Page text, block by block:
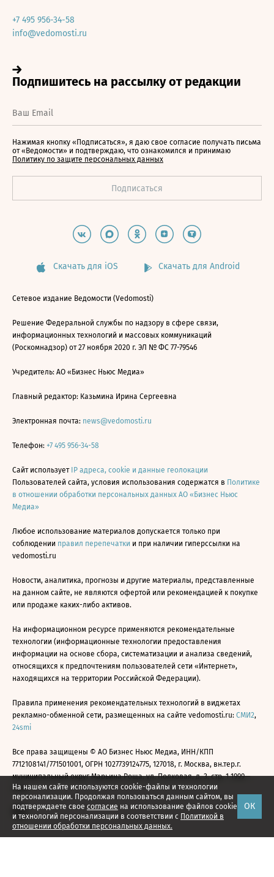
На нашем сайте используются cookie-файлы и технологии
персонализации. Продолжая пользоваться данным сайтом, вы
подтверждаете свое согласие на использование файлов cookie
и технологий персонализации в соответствии с Политикой в
отношении обработки персональных данных.
ОК
+7 495 956-34-58
info@vedomosti.ru
Нажимая кнопку «Подписаться», я даю свое согласие получать письма
от «Ведомости» и подтверждаю, что ознакомился и принимаю
Политику по защите персональных данных
Скачать для iOS Скачать для Android
Сетевое издание Ведомости (Vedomosti)
Решение Федеральной службы по надзору в сфере связи,
информационных технологий и массовых коммуникаций
(Роскомнадзор) от 27 ноября 2020 г. ЭЛ № ФС 77-79546
Учредитель: АО «Бизнес Ньюс Медиа»
Главный редактор: Казьмина Ирина Сергеевна
Электронная почта: news@vedomosti.ru
Телефон: +7 495 956-34-58
Сайт использует IP адреса, cookie и данные геолокации
Пользователей сайта, условия использования содержатся в Политике
в отношении обработки персональных данных АО «Бизнес Ньюс
Медиа»
Любое использование материалов допускается только при
соблюдении правил перепечатки и при наличии гиперссылки на
vedomosti.ru
Новости, аналитика, прогнозы и другие материалы, представленные
на данном сайте, не являются офертой или рекомендацией к покупке
или продаже каких-либо активов.
На информационном ресурсе применяются рекомендательные
технологии (информационные технологии предоставления
информации на основе сбора, систематизации и анализа сведений,
относящихся к предпочтениям пользователей сети «Интернет»,
находящихся на территории Российской Федерации).
Правила применения рекомендательных технологий в виджетах
рекламно-обменной сети, размещенных на сайте vedomosti.ru: СМИ2,
24smi
Все права защищены © АО Бизнес Ньюс Медиа, ИНН/КПП
7712108141/771501001, ОГРН 1027739124775, 127018, г. Москва, вн.тер.г.
муниципальный округ Марьина Роща, ул. Полковая, д. 3, стр. 1 1999—
2026